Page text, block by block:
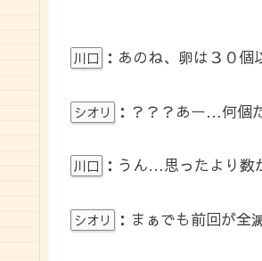
川口 ：あのね、卵は３０
シオリ ：？？？あー…何個
川口 ：うん…思ったより
シオリ ：まぁでも前回が